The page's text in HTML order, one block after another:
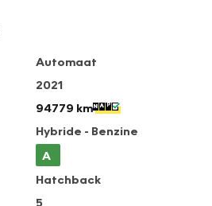
Automaat
2021
94779 km
Hybride - Benzine
A
Hatchback
5